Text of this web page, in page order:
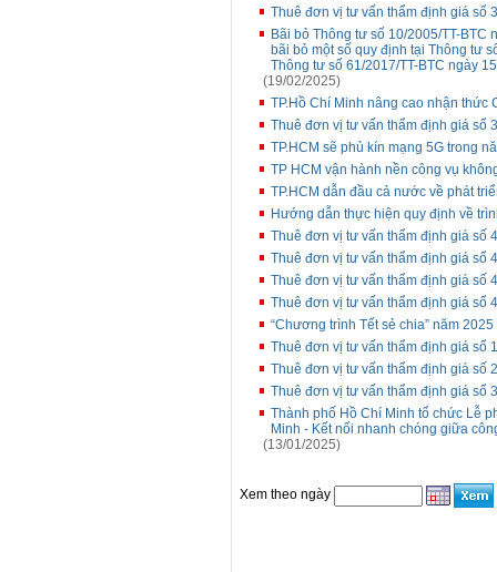
Thuê đơn vị tư vấn thẩm định giá số
Bãi bỏ Thông tư số 10/2005/TT-
bãi bỏ một số quy định tại Thông tư
Thông tư số 61/2017/TT-BTC ngày
(19/02/2025)
TP.Hồ Chí Minh nâng cao nhận thức
Thuê đơn vị tư vấn thẩm định giá số
TP.HCM sẽ phủ kín mạng 5G trong
TP HCM vận hành nền công vụ
TP.HCM dẫn đầu cả nước về phát
Hướng dẫn thực hiện quy định về
Thuê đơn vị tư vấn thẩm định giá số
Thuê đơn vị tư vấn thẩm định giá số
Thuê đơn vị tư vấn thẩm định giá số
Thuê đơn vị tư vấn thẩm định giá số
“Chương trình Tết sẻ chia” năm 2025
Thuê đơn vị tư vấn thẩm định giá số
Thuê đơn vị tư vấn thẩm định giá số
Thuê đơn vị tư vấn thẩm định giá số
Thành phố Hồ Chí Minh tổ chức Lễ
Minh - Kết nối nhanh chóng giữa
(13/01/2025)
Xem theo ngày